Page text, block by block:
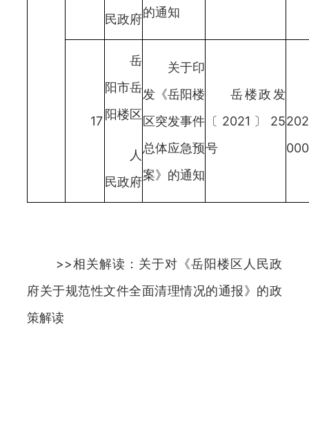
民政府的通知
17
岳
阳市岳
阳楼区
人
民政府
关于印
发《岳阳楼
区突发事件
总体应急预
案》的通知
岳楼政发
〔2021〕25
号
>>相关解读：关于对《岳阳楼区人民政
府关于规范性文件全面清理情况的通报》的政
策解读